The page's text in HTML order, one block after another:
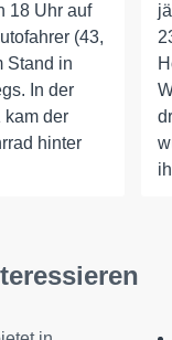
18 Uhr auf
(43,
Stand in
In der
kam der
hinter